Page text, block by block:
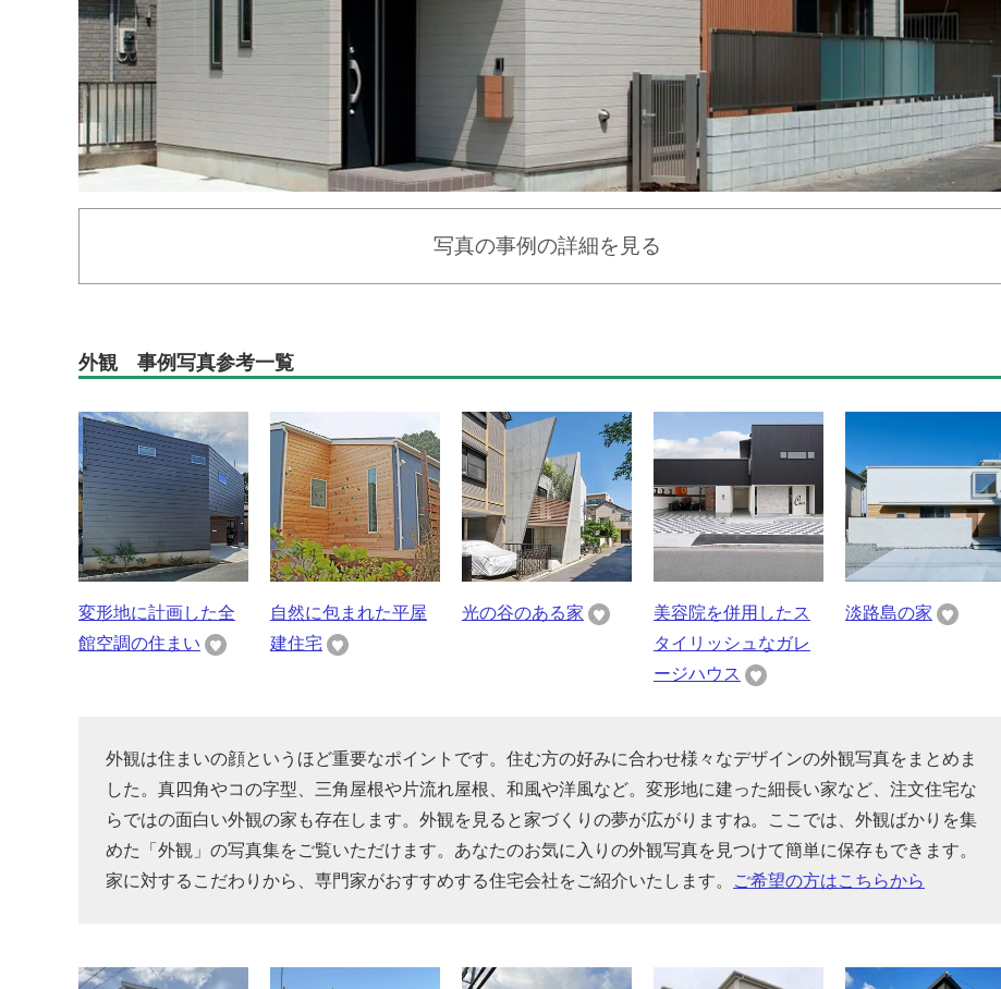
写真の事例の詳細を見る
外観 事例写真参考一覧
変形地に計画した全
館空調の住まい
自然に包まれた平屋
建住宅
光の谷のある家
美容院を併用したス
タイリッシュなガレ
ージハウス
淡路島の家
外観は住まいの顔というほど重要なポイントです。住む方の好みに合わせ様々なデザインの外観写真をまとめま
した。真四角やコの字型、三角屋根や片流れ屋根、和風や洋風など。変形地に建った細長い家など、注文住宅な
らではの面白い外観の家も存在します。外観を見ると家づくりの夢が広がりますね。ここでは、外観ばかりを集
めた「外観」の写真集をご覧いただけます。あなたのお気に入りの外観写真を見つけて簡単に保存もできます。
家に対するこだわりから、専門家がおすすめする住宅会社をご紹介いたします。
ご希望の方はこちらから